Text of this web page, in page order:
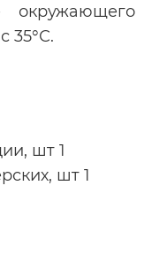
окружающего
35°С.
шт 1
шт 1